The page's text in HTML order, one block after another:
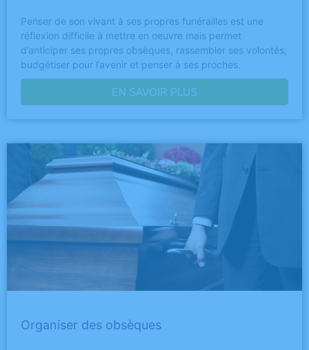
Penser de son vivant à ses propres funérailles est une
réflexion difficile à mettre en oeuvre mais permet
d’anticiper ses propres obsèques, rassembler ses volontés,
budgétiser pour l’avenir et penser à ses proches.
EN SAVOIR PLUS
Organiser des obsèques